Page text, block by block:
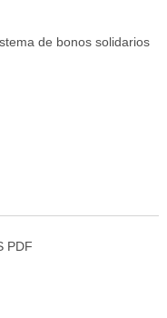
de bonos solidarios
PDF